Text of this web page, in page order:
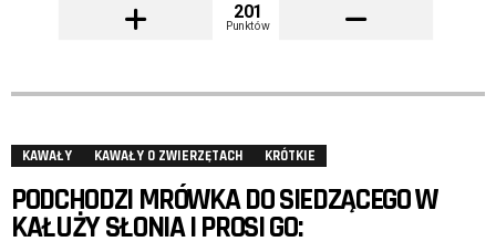
201
Punktów
KAWAŁY KAWAŁY O ZWIERZĘTACH KRÓTKIE
PODCHODZI MRÓWKA DO SIEDZĄCEGO W
KAŁUŻY SŁONIA I PROSI GO: